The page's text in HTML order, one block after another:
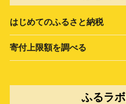
はじめてのふるさと納税
寄付上限額を調べる
ふるラ